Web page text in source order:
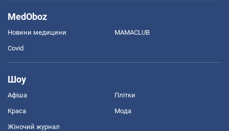
MedOboz
Новини медицини MAMACLUB
Covid
Шоу
Афіша Плітки
Краса Мода
Жіночий журнал